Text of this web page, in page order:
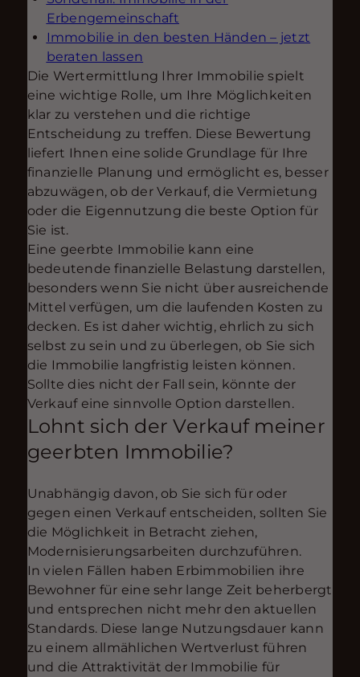
Erbengemeinschaft
Immobilie in den besten Händen – jetzt
beraten lassen
Die Wertermittlung Ihrer Immobilie spielt
eine wichtige Rolle, um Ihre Möglichkeiten
klar zu verstehen und die richtige
Entscheidung zu treffen. Diese Bewertung
liefert Ihnen eine solide Grundlage für Ihre
finanzielle Planung und ermöglicht es, besser
abzuwägen, ob der Verkauf, die Vermietung
oder die Eigennutzung die beste Option für
Sie ist.
Eine geerbte Immobilie kann eine
bedeutende finanzielle Belastung darstellen,
besonders wenn Sie nicht über ausreichende
Mittel verfügen, um die laufenden Kosten zu
decken. Es ist daher wichtig, ehrlich zu sich
selbst zu sein und zu überlegen, ob Sie sich
die Immobilie langfristig leisten können.
Sollte dies nicht der Fall sein, könnte der
Verkauf eine sinnvolle Option darstellen.
Lohnt sich der Verkauf meiner
geerbten Immobilie?
Unabhängig davon, ob Sie sich für oder
gegen einen Verkauf entscheiden, sollten Sie
die Möglichkeit in Betracht ziehen,
Modernisierungsarbeiten durchzuführen.
In vielen Fällen haben Erbimmobilien ihre
Bewohner für eine sehr lange Zeit beherbergt
und entsprechen nicht mehr den aktuellen
Standards. Diese lange Nutzungsdauer kann
zu einem allmählichen Wertverlust führen
und die Attraktivität der Immobilie für